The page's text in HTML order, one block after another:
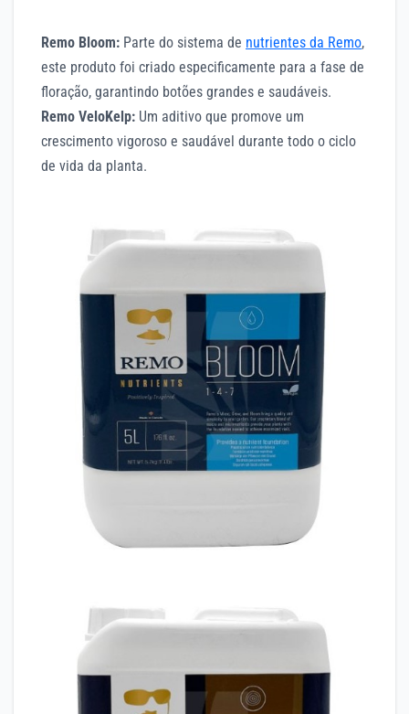
Remo Bloom: Parte do sistema de nutrientes da Remo,
este produto foi criado especificamente para a fase de
floração, garantindo botões grandes e saudáveis.
Remo VeloKelp: Um aditivo que promove um
crescimento vigoroso e saudável durante todo o ciclo
de vida da planta.